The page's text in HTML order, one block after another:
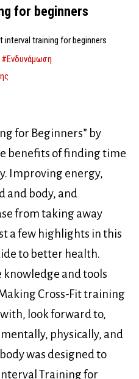
for beginners
training for beginners
#Ενδυνάμωση
for Beginners” by
benefits of finding time
Improving energy,
and body, and
from taking away
a few highlights in this
to better health.
knowledge and tools
Cross-Fit training
look forward to,
physically, and
was designed to
Training for